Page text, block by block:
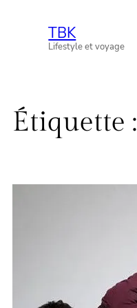
contenu
TBK
Lifestyle et voyage
Étiquette :